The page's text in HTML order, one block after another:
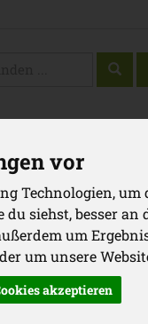
vor
Technologien,
siehst, besser an
um
um unsere
akzeptieren
Inspirationen
Allergene